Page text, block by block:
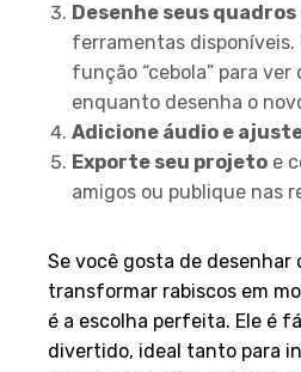
Desenhe seus quadros
ferramentas disponíveis.
função “cebola” para
enquanto desenha o
Adicione áudio e
Exporte seu projeto e
amigos ou publique nas
Se você gosta de desenhar
transformar rabiscos em
é a escolha perfeita. Ele é
divertido, ideal tanto para